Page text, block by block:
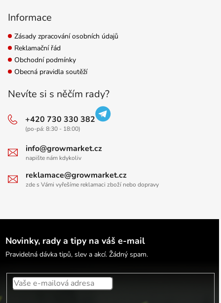
Informace
Zásady zpracování osobních údajů
Reklamační řád
Obchodní podmínky
Obecná pravidla soutěží
Nevíte si s něčím rady?
+420 730 330 382
(po-pá: 8:30 - 18:00)
info@growmarket.cz
napište nám kdykoliv
reklamace@growmarket.cz
zde s Vámi vyřešíme reklamaci zboží nebo dopravy
Novinky, rady a tipy na váš e-mail
Pravidelná dávka tipů, slev a akcí. Žádný spam.